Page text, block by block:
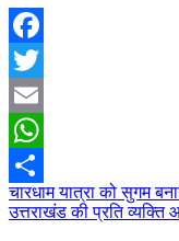
Facebook
Twitter
Email
WhatsApp
Share
Post
navigation
चारधाम यात्रा को सुगम
उत्तराखंड की प्रति व्यक्ति